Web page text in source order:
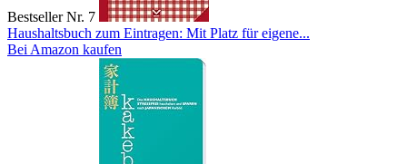
Bestseller Nr. 7
Haushaltsbuch zum Eintragen: Mit Platz für eigene...
Bei Amazon kaufen